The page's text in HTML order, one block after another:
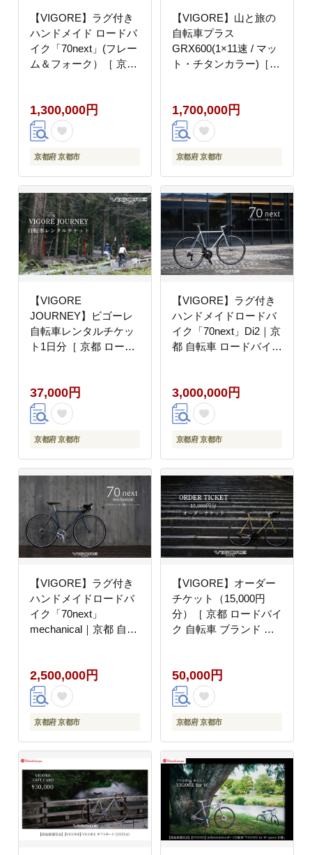
【VIGORE】ラグ付き
ハンドメイド ロードバ
イク「70next」(フレー
ム＆フォーク）［ 京都
スポーツ アウトドア ツ
ーリング ブランド メー
カー 取り寄せ 通販 ふ
るさと納税 ］
1,300,000円
京都府 京都市
【VIGORE】山と旅の
自転車プラス
GRX600(1×11速 / マッ
ト・チタンカラー)［
すめ スポーツ アウトド
ア ツーリング ブランド
メーカー 取り寄せ 通販
ふるさと納税 ］
1,700,000円
京都府 京都市
【VIGORE
JOURNEY】ビゴーレ
自転車レンタルチケッ
ト1日分［ 京都 ロード
アウトドア ツーリング
ブランド メーカー 取り
寄せ 通販 ふるさと納税
］
37,000円
京都府 京都市
【VIGORE】ラグ付き
ハンドメイドロードバ
イク「70next」Di2｜京
都 自転車 ロードバイク
ル 最先端 おすすめ 高
級 スポーツ アウトドア
ツーリング サイクリン
グ お取り寄せ 通販 送
3,000,000円
京都府 京都市
【VIGORE】ラグ付き
ハンドメイドロードバ
イク「70next」
mechanical｜京都 自転
バイク クラシカル 最先
端 おすすめ 高級 スポ
ーツ アウトドア ツーリ
ング サイクリング お取
ふるさと納税 ］
2,500,000円
京都府 京都市
【VIGORE】オーダー
チケット（15,000円
分）［ 京都 ロードバイ
ク 自転車 ブランド 人
ブランド メーカー 取り
寄せ 通販 ふるさと納税
］
50,000円
京都府 京都市